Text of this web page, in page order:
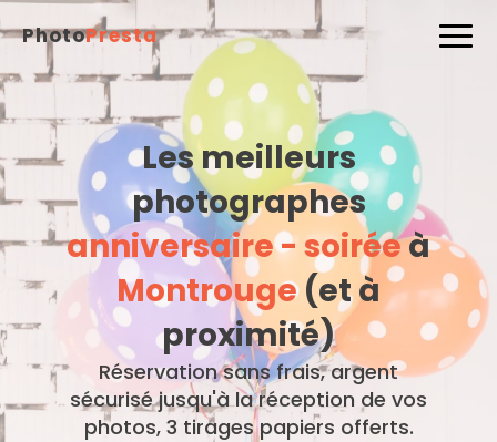
PhotoPresta
Les meilleurs
photographes
anniversaire - soiréeà
Montrouge(et à
proximité)
Réservation sans frais, argent
sécurisé jusqu'à la réception de vos
photos, 3 tirages papiers offerts.